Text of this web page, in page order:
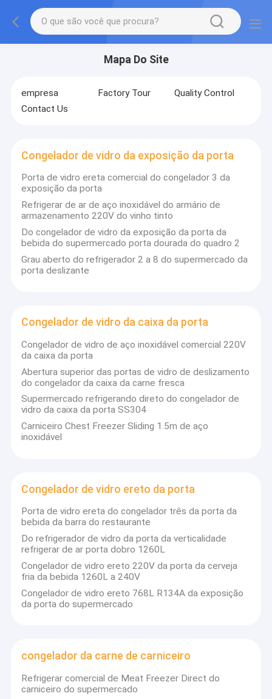
Mapa Do Site
empresa Factory Tour
Quality Control
Contact Us
Congelador de vidro da exposição da porta
Porta de vidro ereta comercial do congelador 3 da
exposição da porta
Refrigerar de ar de aço inoxidável do armário de
armazenamento 220V do vinho tinto
Do congelador de vidro da exposição da porta da
bebida do supermercado porta dourada do quadro 2
Grau aberto do refrigerador 2 a 8 do supermercado da
porta deslizante
Congelador de vidro da caixa da porta
Congelador de vidro de aço inoxidável comercial 220V
da caixa da porta
Abertura superior das portas de vidro de deslizamento
do congelador da caixa da carne fresca
Supermercado refrigerando direto do congelador de
vidro da caixa da porta SS304
Carniceiro Chest Freezer Sliding 1.5m de aço
inoxidável
Congelador de vidro ereto da porta
Porta de vidro ereta do congelador três da porta da
bebida da barra do restaurante
Do refrigerador de vidro da porta da verticalidade
refrigerar de ar porta dobro 1260L
Congelador de vidro ereto 220V da porta da cerveja
fria da bebida 1260L a 240V
Congelador de vidro ereto 768L R134A da exposição
da porta do supermercado
congelador da carne de carniceiro
Refrigerar comercial de Meat Freezer Direct do
carniceiro do supermercado